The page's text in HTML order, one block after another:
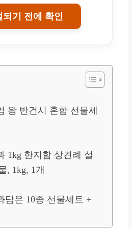
되기 전에 확인
왕 반건시 혼합 선물세
1kg 한지함 상견례 설
, 1kg, 1개
담은 10종 선물세트 +